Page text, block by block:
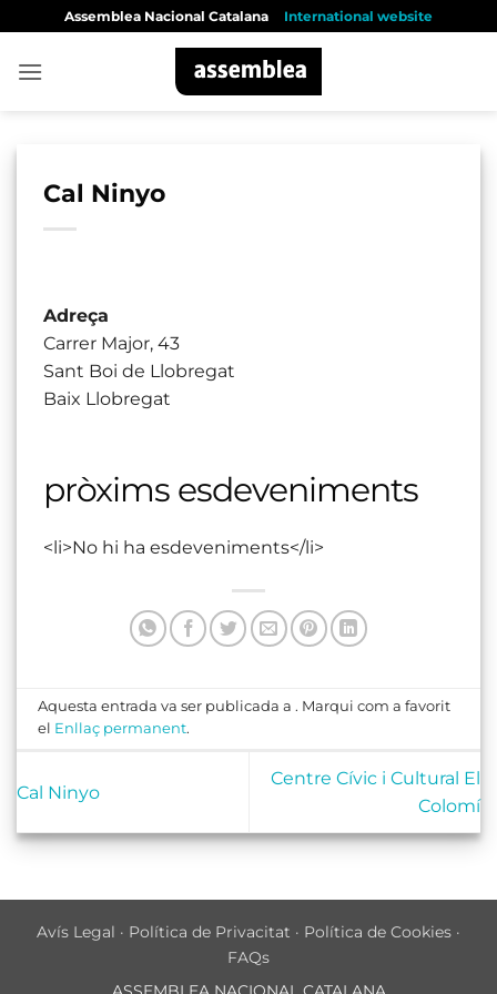
content
Assemblea Nacional Catalana International website
Cal Ninyo
Adreça
Carrer Major, 43
Sant Boi de Llobregat
Baix Llobregat
pròxims esdeveniments
<li>No hi ha esdeveniments</li>
Aquesta entrada va ser publicada a . Marqui com a favorit
el Enllaç permanent.
Cal Ninyo
Centre Cívic i Cultural El
Colomí
Avís Legal · Política de Privacitat · Política de Cookies ·
FAQs